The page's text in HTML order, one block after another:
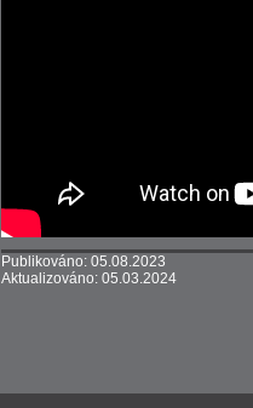
Publikováno: 05.08.2023
Aktualizováno: 05.03.2024